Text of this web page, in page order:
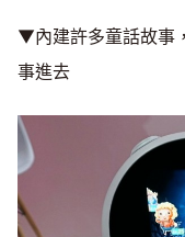
▼內建許多童話故事
事進去